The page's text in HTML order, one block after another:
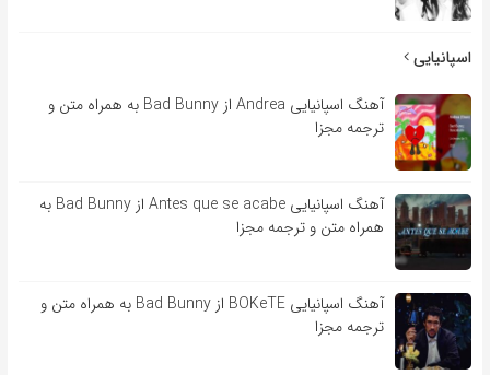
اسپانیایی
آهنگ اسپانیایی Andrea از Bad Bunny به همراه متن و
ترجمه مجزا
آهنگ اسپانیایی Antes que se acabe از Bad Bunny به
همراه متن و ترجمه مجزا
آهنگ اسپانیایی BOKeTE از Bad Bunny به همراه متن و
ترجمه مجزا